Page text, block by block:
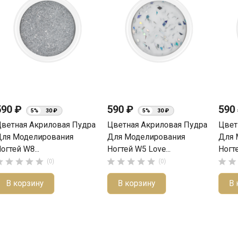
₽ 5% 30 ₽
Акриловая Пудра
Моделирования
W8...
    (0)
В корзину
590 ₽ 5% 30 ₽
Цветная Акриловая Пудра
Для Моделирования
Ногтей W5 Love...
     (0)
В корзину
Для
 
В